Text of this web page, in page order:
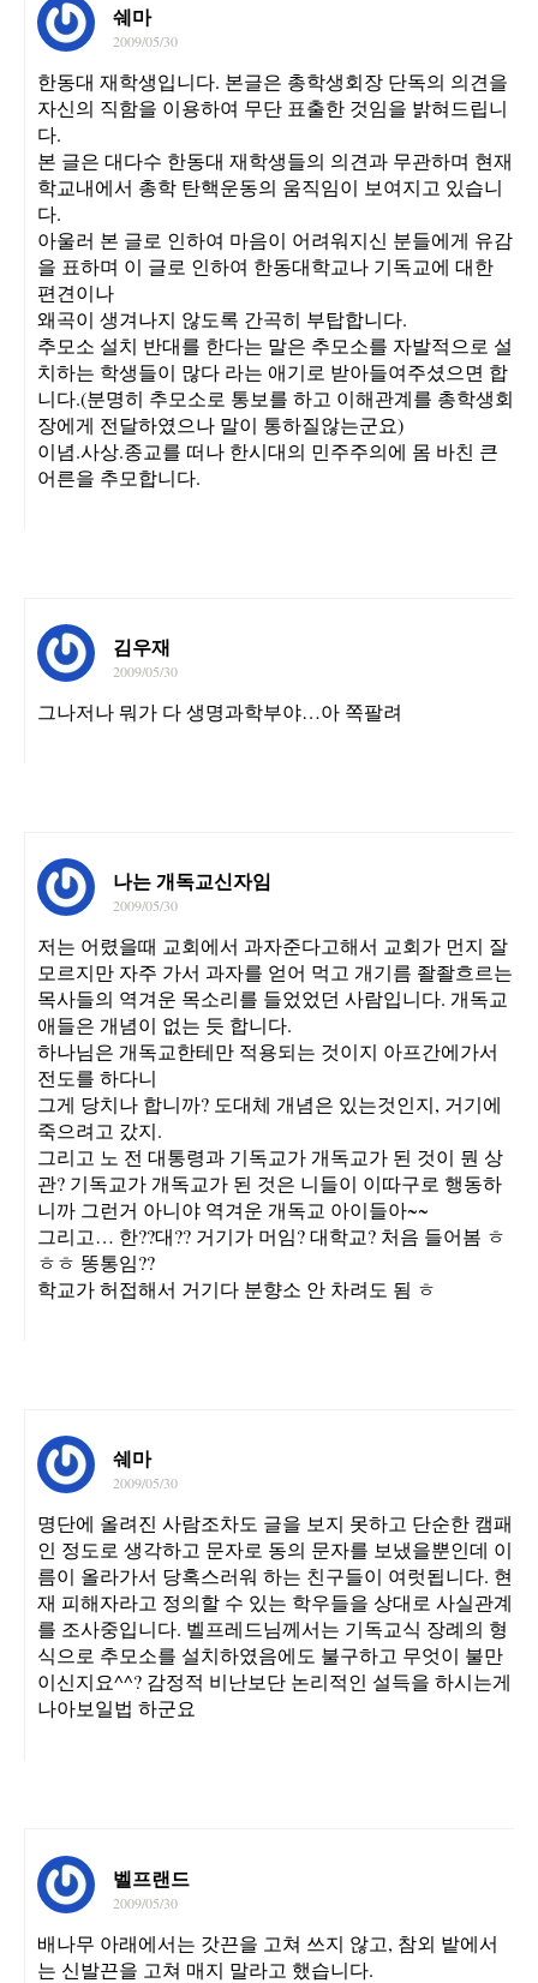
쉐마
2009/05/30
한동대 재학생입니다. 본글은 총학생회장 단독의 의견을
자신의 직함을 이용하여 무단 표출한 것임을 밝혀드립니
다.
본 글은 대다수 한동대 재학생들의 의견과 무관하며 현재
학교내에서 총학 탄핵운동의 움직임이 보여지고 있습니
다.
아울러 본 글로 인하여 마음이 어려워지신 분들에게 유감
을 표하며 이 글로 인하여 한동대학교나 기독교에 대한
편견이나
왜곡이 생겨나지 않도록 간곡히 부탑합니다.
추모소 설치 반대를 한다는 말은 추모소를 자발적으로 설
치하는 학생들이 많다 라는 애기로 받아들여주셨으면 합
니다.(분명히 추모소로 통보를 하고 이해관계를 총학생회
장에게 전달하였으나 말이 통하질않는군요)
이념.사상.종교를 떠나 한시대의 민주주의에 몸 바친 큰
어른을 추모합니다.
김우재
2009/05/30
그나저나 뭐가 다 생명과학부야…아 쪽팔려
나는 개독교신자임
2009/05/30
저는 어렸을때 교회에서 과자준다고해서 교회가 먼지 잘
모르지만 자주 가서 과자를 얻어 먹고 개기름 좔좔흐르는
목사들의 역겨운 목소리를 들었었던 사람입니다. 개독교
애들은 개념이 없는 듯 합니다.
하나님은 개독교한테만 적용되는 것이지 아프간에가서
전도를 하다니
그게 당치나 합니까? 도대체 개념은 있는것인지, 거기에
죽으려고 갔지.
그리고 노 전 대통령과 기독교가 개독교가 된 것이 뭔 상
관? 기독교가 개독교가 된 것은 니들이 이따구로 행동하
니까 그런거 아니야 역겨운 개독교 아이들아~~
그리고… 한??대?? 거기가 머임? 대학교? 처음 들어봄 ㅎ
ㅎㅎ 똥통임??
학교가 허접해서 거기다 분향소 안 차려도 됨 ㅎ
쉐마
2009/05/30
명단에 올려진 사람조차도 글을 보지 못하고 단순한 캠패
인 정도로 생각하고 문자로 동의 문자를 보냈을뿐인데 이
름이 올라가서 당혹스러워 하는 친구들이 여럿됩니다. 현
재 피해자라고 정의할 수 있는 학우들을 상대로 사실관계
를 조사중입니다. 벨프레드님께서는 기독교식 장례의 형
식으로 추모소를 설치하였음에도 불구하고 무엇이 불만
이신지요^^? 감정적 비난보단 논리적인 설득을 하시는게
나아보일법 하군요
벨프랜드
2009/05/30
배나무 아래에서는 갓끈을 고쳐 쓰지 않고, 참외 밭에서
는 신발끈을 고쳐 매지 말라고 했습니다.